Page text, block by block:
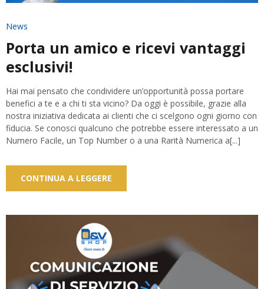
News
Porta un amico e ricevi vantaggi
esclusivi!
Hai mai pensato che condividere un’opportunità possa portare
benefici a te e a chi ti sta vicino? Da oggi è possibile, grazie alla
nostra iniziativa dedicata ai clienti che ci scelgono ogni giorno con
fiducia. Se conosci qualcuno che potrebbe essere interessato a un
Numero Facile, un Top Number o a una Rarità Numerica a[...]
CONTINUA A LEGGERE